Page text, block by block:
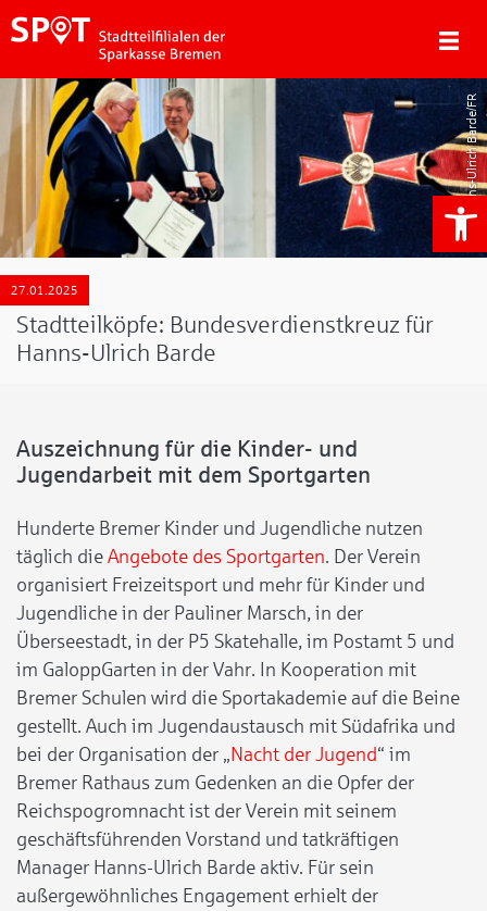
Hanns-Ulrich Barde/FR
27.01.2025
Stadtteilköpfe: Bundesverdienstkreuz für
Hanns-Ulrich Barde
Auszeichnung für die Kinder- und
Jugendarbeit mit dem Sportgarten
Hunderte Bremer Kinder und Jugendliche nutzen
täglich die Angebote des Sportgarten. Der Verein
organisiert Freizeitsport und mehr für Kinder und
Jugendliche in der Pauliner Marsch, in der
Überseestadt, in der P5 Skatehalle, im Postamt 5 und
im GaloppGarten in der Vahr. In Kooperation mit
Bremer Schulen wird die Sportakademie auf die Beine
gestellt. Auch im Jugendaustausch mit Südafrika und
bei der Organisation der „Nacht der Jugend“ im
Bremer Rathaus zum Gedenken an die Opfer der
Reichspogromnacht ist der Verein mit seinem
geschäftsführenden Vorstand und tatkräftigen
Manager Hanns-Ulrich Barde aktiv. Für sein
außergewöhnliches Engagement erhielt der